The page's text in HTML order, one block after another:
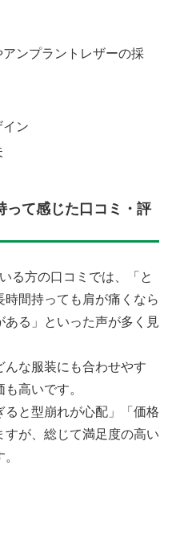
ンプラントレザーの採
ン
って感じた口コミ・評
る方の口コミでは、「と
間持っても肩が痛くなら
る」といった声が多く見
んな服装にも合わせやす
高いです。
と型崩れが心配」「価格
が、総じて満足度の高い